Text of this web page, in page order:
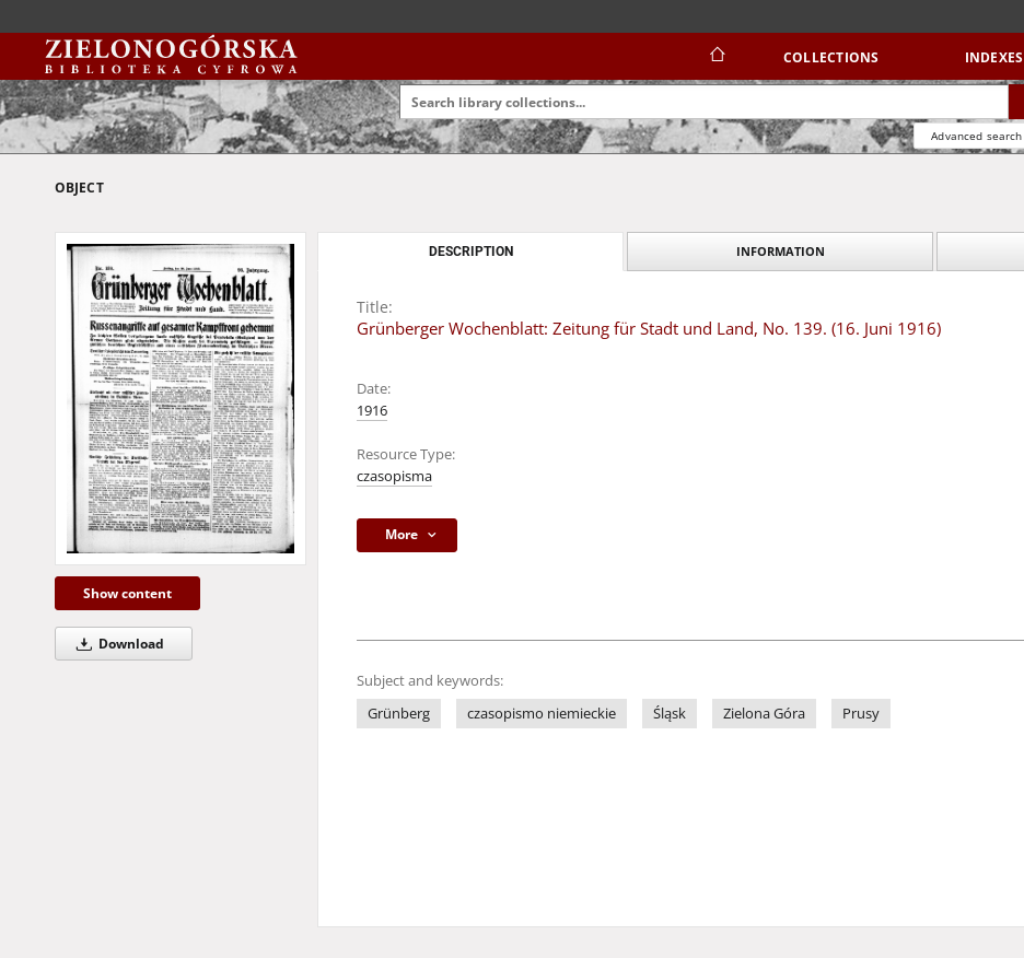
COLLECTIONS INDEXES
Advanced search
OBJECT
Show content
Download
DESCRIPTION INFORMATION
Title:
Grünberger Wochenblatt: Zeitung für Stadt und Land, No. 139. (16. Juni 1916)
Date:
1916
Resource Type:
czasopisma
More
Subject and keywords:
Grünberg
czasopismo niemieckie Śląsk Zielona Góra Prusy